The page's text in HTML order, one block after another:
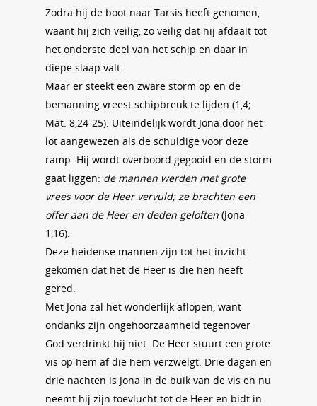
Zodra hij de boot naar Tarsis heeft genomen,
waant hij zich veilig, zo veilig dat hij afdaalt tot
het onderste deel van het schip en daar in
diepe slaap valt.
Maar er steekt een zware storm op en de
bemanning vreest schipbreuk te lijden (1,4;
Mat. 8,24-25). Uiteindelijk wordt Jona door het
lot aangewezen als de schuldige voor deze
ramp. Hij wordt overboord gegooid en de storm
gaat liggen: de mannen werden met grote
vrees voor de Heer vervuld; ze brachten een
offer aan de Heer en deden geloften (Jona
1,16).
Deze heidense mannen zijn tot het inzicht
gekomen dat het de Heer is die hen heeft
gered.
Met Jona zal het wonderlijk aflopen, want
ondanks zijn ongehoorzaamheid tegenover
God verdrinkt hij niet. De Heer stuurt een grote
vis op hem af die hem verzwelgt. Drie dagen en
drie nachten is Jona in de buik van de vis en nu
neemt hij zijn toevlucht tot de Heer en bidt in